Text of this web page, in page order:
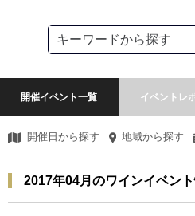
開催イベント一覧 イベントレ
開催日から探す 地域から探す
2017年04月のワインイベン